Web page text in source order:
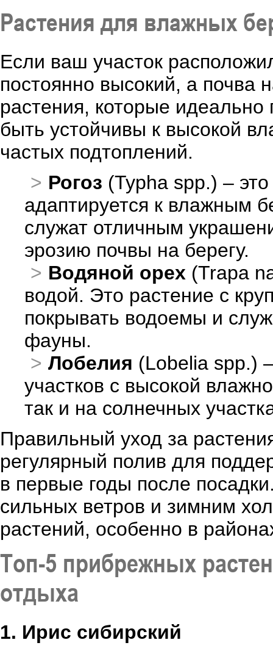
Растения для влажных
Если ваш участок
постоянно высокий, а почва
растения, которые
быть устойчивы к высокой
частых подтоплений.
Рогоз (Typha spp.) –
адаптируется к влажным
служат отличным
эрозию почвы на берегу.
Водяной орех (Trapa
водой. Это растение с
покрывать водоемы и
фауны.
Лобелия (Lobelia spp.)
участков с высокой
так и на солнечных
Правильный уход за
регулярный полив для
в первые годы после
сильных ветров и зимним
растений, особенно в
Топ-5 прибрежных
отдыха
1. Ирис сибирский